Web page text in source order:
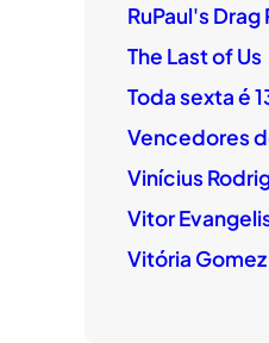
RuPaul's Drag
The Last of Us
Toda sexta é
Vencedores
Vinícius
Vitor
Vitória Gomez